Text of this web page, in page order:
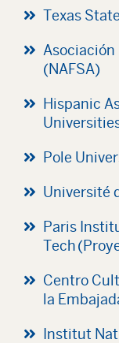
Texas
(NAFSA)
Hispanic
Pole
Université
Paris
Tech
Centro
la
Institut